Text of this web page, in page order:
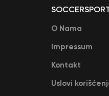
O Nama
Impressum
Kontakt
Uslovi